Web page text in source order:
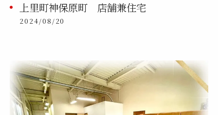
上里町神保原町 店舗兼住宅
2024/08/20